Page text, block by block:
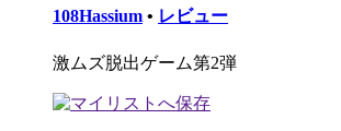
108Hassium • レビュー
激ムズ脱出ゲーム第2弾